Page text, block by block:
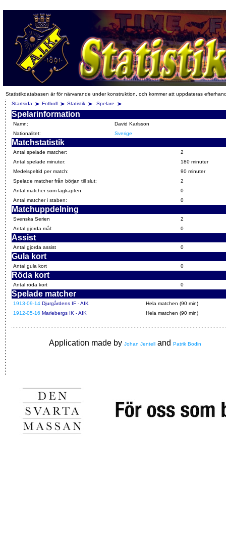
Statistikdatabasen är för närvarande under konstruktion, och kommer att uppdateras
Startsida
Fotboll Statistik Spelare
Spelarinformation
Namn:
David Karlsson
Nationalitet:
Sverige
Matchstatistik
Antal spelade matcher:
2
Antal spelade minuter:
180 minuter
Medelspeltid per match:
90 minuter
Spelade matcher från början till slut:
2
Antal matcher som lagkapten:
0
Antal matcher i staben:
0
Matchuppdelning
Svenska Serien
2
Antal gjorda mål:
0
Assist
Antal gjorda assist 0
Gula kort
Antal gula kort 0
Röda kort
Antal röda kort 0
Spelade matcher
1913-09-14 Djurgårdens IF - AIK
Hela matchen (90 min)
1912-05-16 Mariebergs IK - AIK Hela matchen (90 min)
Application made by Johan Jentell and Patrik Bodin